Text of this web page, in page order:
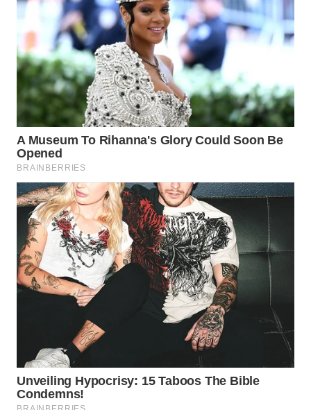
WN
WN
GORONTALO
WN
SULUT
WN
WN
MALUT
WN
DAIRI
WN
NIAS